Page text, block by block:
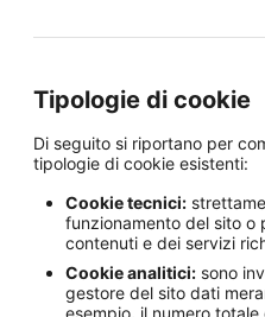
Tipologie di cookie
Di seguito si riportano per
tipologie di cookie esistenti:
Cookie tecnici:
funzionamento del sito o
contenuti e dei servizi
Cookie analitici: sono
gestore del sito dati
esempio, il numero